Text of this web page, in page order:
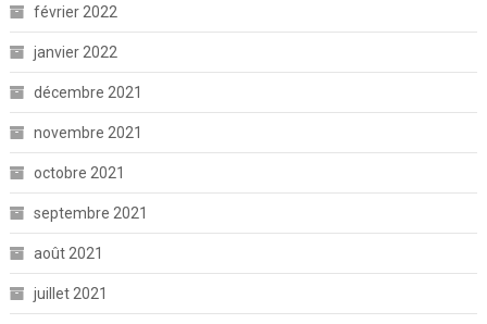
février 2022
janvier 2022
décembre 2021
novembre 2021
octobre 2021
septembre 2021
août 2021
juillet 2021